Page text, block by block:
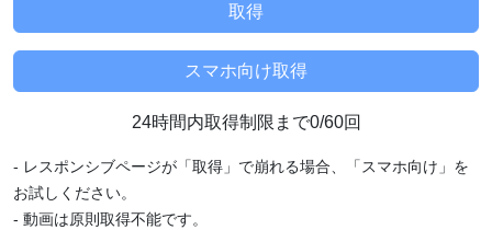
24時間内取得制限まで0/60回
- レスポンシブページが「取得」で崩れる場合、「スマホ向け」を
お試しください。
- 動画は原則取得不能です。